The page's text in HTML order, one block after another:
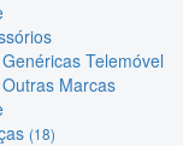
Telemóvel
Marcas
(18)